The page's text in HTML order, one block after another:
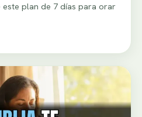
este plan de 7 días para orar